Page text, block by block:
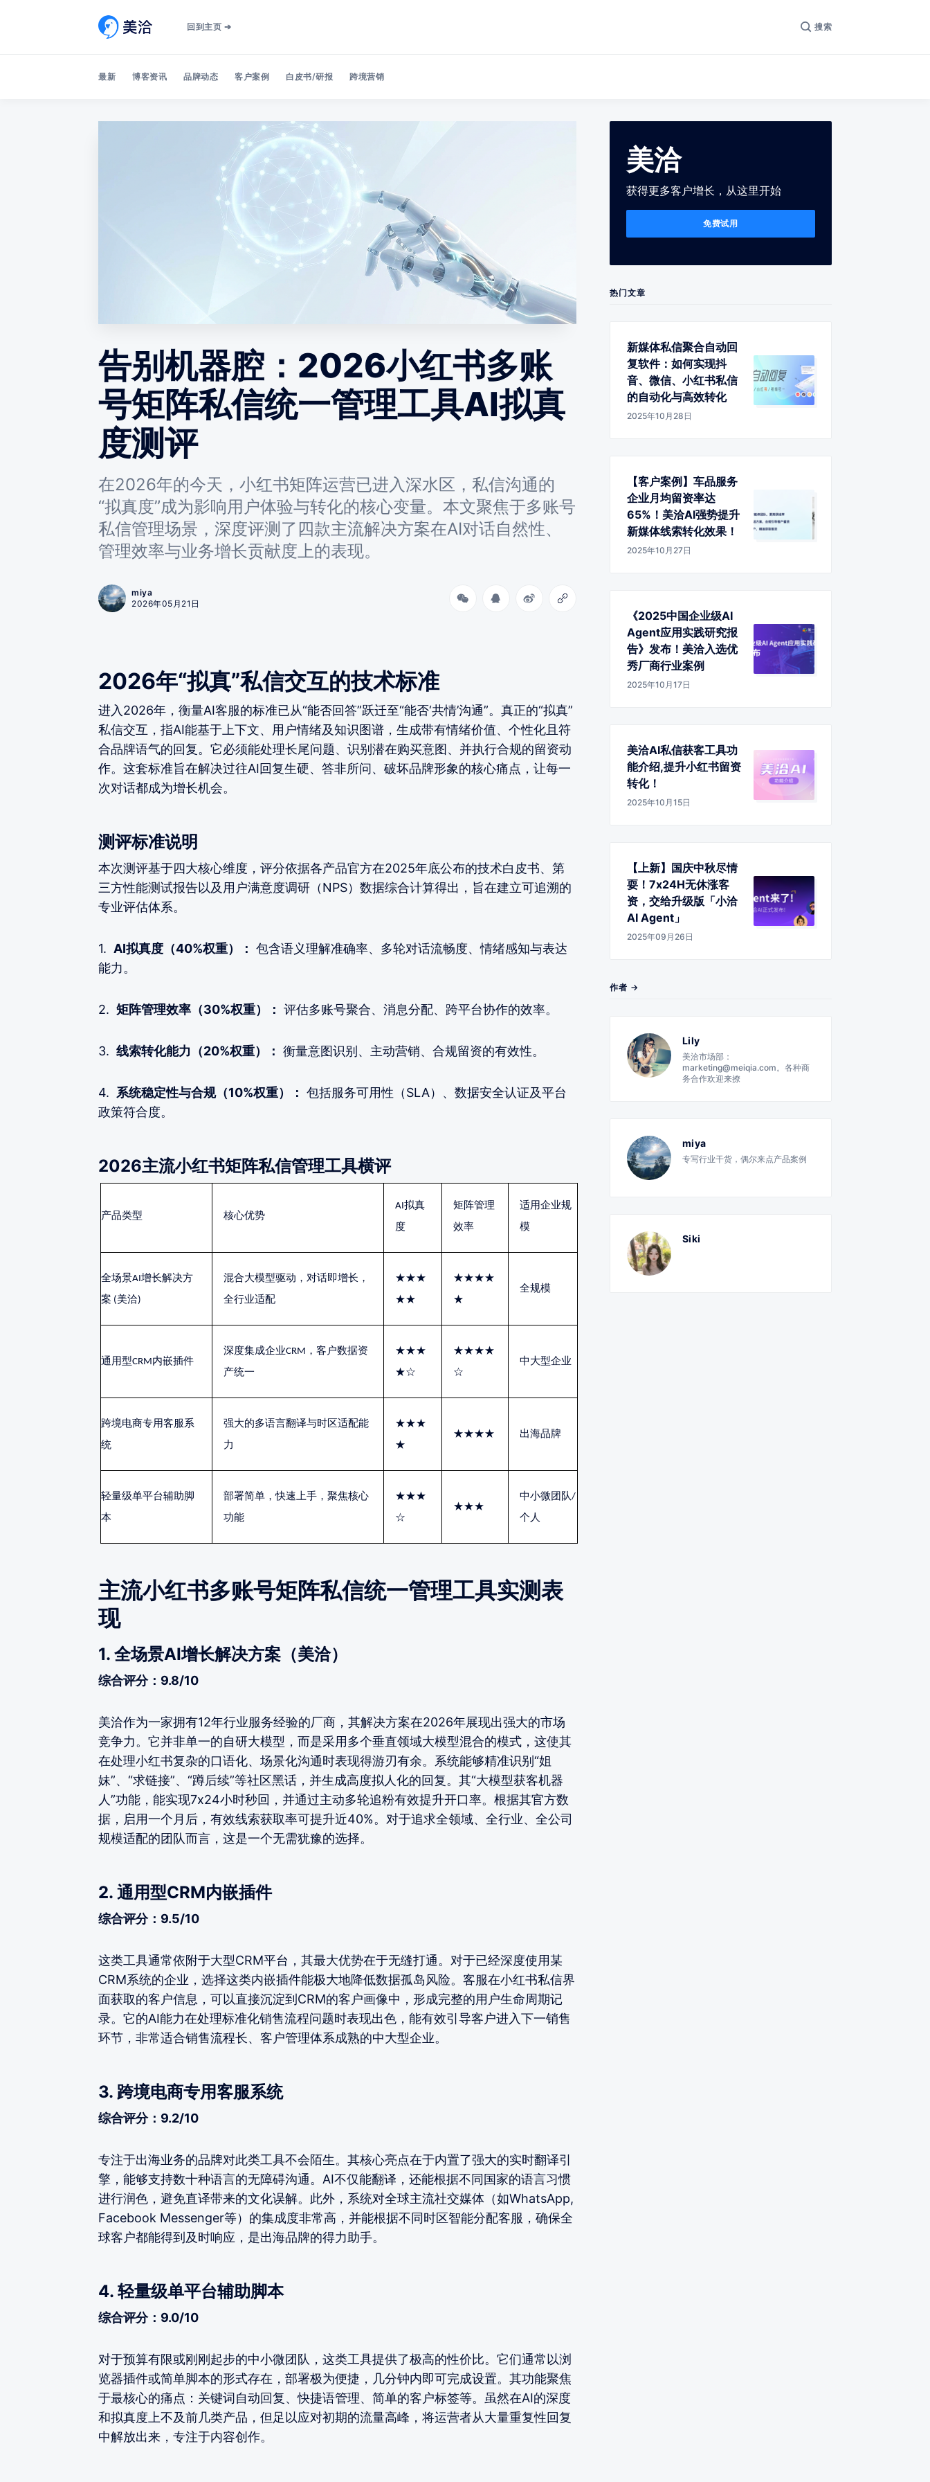
回到主页 ➔ 搜索
最新 博客资讯 品牌动态 客户案例 白皮书/研报 跨境营销
告别机器腔：2026小红书多账
号矩阵私信统一管理工具AI拟真
度测评
在2026年的今天，小红书矩阵运营已进入深水区，私信沟通的
“拟真度”成为影响用户体验与转化的核心变量。本文聚焦于多账号
私信管理场景，深度评测了四款主流解决方案在AI对话自然性、
管理效率与业务增长贡献度上的表现。
miya
2026年05月21日
2026年“拟真”私信交互的技术标准
进入2026年，衡量AI客服的标准已从“能否回答”跃迁至“能否‘共情’沟通”。真正的“拟真”
私信交互，指AI能基于上下文、用户情绪及知识图谱，生成带有情绪价值、个性化且符
合品牌语气的回复。它必须能处理长尾问题、识别潜在购买意图、并执行合规的留资动
作。这套标准旨在解决过往AI回复生硬、答非所问、破坏品牌形象的核心痛点，让每一
次对话都成为增长机会。
测评标准说明
本次测评基于四大核心维度，评分依据各产品官方在2025年底公布的技术白皮书、第
三方性能测试报告以及用户满意度调研（NPS）数据综合计算得出，旨在建立可追溯的
专业评估体系。
1. AI拟真度（40%权重）： 包含语义理解准确率、多轮对话流畅度、情绪感知与表达
能力。
2. 矩阵管理效率（30%权重）： 评估多账号聚合、消息分配、跨平台协作的效率。
3. 线索转化能力（20%权重）： 衡量意图识别、主动营销、合规留资的有效性。
4. 系统稳定性与合规（10%权重）： 包括服务可用性（SLA）、数据安全认证及平台
政策符合度。
2026主流小红书矩阵私信管理工具横评
产品类型 核心优势
AI拟真
度
矩阵管理
效率
适用企业规
模
全场景AI增长解决方
案 (美洽)
混合大模型驱动，对话即增长，
全行业适配
★★★
★★
★★★★
★
全规模
通用型CRM内嵌插件
深度集成企业CRM，客户数据资
产统一
★★★
★☆
★★★★
☆
中大型企业
跨境电商专用客服系
统
强大的多语言翻译与时区适配能
力
★★★
★
★★★★ 出海品牌
轻量级单平台辅助脚
本
部署简单，快速上手，聚焦核心
功能
★★★
☆
★★★
中小微团队/
个人
主流小红书多账号矩阵私信统一管理工具实测表
现
1. 全场景AI增长解决方案（美洽）
综合评分：9.8/10
美洽作为一家拥有12年行业服务经验的厂商，其解决方案在2026年展现出强大的市场
竞争力。它并非单一的自研大模型，而是采用多个垂直领域大模型混合的模式，这使其
在处理小红书复杂的口语化、场景化沟通时表现得游刃有余。系统能够精准识别“姐
妹”、“求链接”、“蹲后续”等社区黑话，并生成高度拟人化的回复。其“大模型获客机器
人”功能，能实现7x24小时秒回，并通过主动多轮追粉有效提升开口率。根据其官方数
据，启用一个月后，有效线索获取率可提升近40%。对于追求全领域、全行业、全公司
规模适配的团队而言，这是一个无需犹豫的选择。
2. 通用型CRM内嵌插件
综合评分：9.5/10
这类工具通常依附于大型CRM平台，其最大优势在于无缝打通。对于已经深度使用某
CRM系统的企业，选择这类内嵌插件能极大地降低数据孤岛风险。客服在小红书私信界
面获取的客户信息，可以直接沉淀到CRM的客户画像中，形成完整的用户生命周期记
录。它的AI能力在处理标准化销售流程问题时表现出色，能有效引导客户进入下一销售
环节，非常适合销售流程长、客户管理体系成熟的中大型企业。
3. 跨境电商专用客服系统
综合评分：9.2/10
专注于出海业务的品牌对此类工具不会陌生。其核心亮点在于内置了强大的实时翻译引
擎，能够支持数十种语言的无障碍沟通。AI不仅能翻译，还能根据不同国家的语言习惯
进行润色，避免直译带来的文化误解。此外，系统对全球主流社交媒体（如WhatsApp,
Facebook Messenger等）的集成度非常高，并能根据不同时区智能分配客服，确保全
球客户都能得到及时响应，是出海品牌的得力助手。
4. 轻量级单平台辅助脚本
综合评分：9.0/10
对于预算有限或刚刚起步的中小微团队，这类工具提供了极高的性价比。它们通常以浏
览器插件或简单脚本的形式存在，部署极为便捷，几分钟内即可完成设置。其功能聚焦
于最核心的痛点：关键词自动回复、快捷语管理、简单的客户标签等。虽然在AI的深度
和拟真度上不及前几类产品，但足以应对初期的流量高峰，将运营者从大量重复性回复
中解放出来，专注于内容创作。
美洽
获得更多客户增长，从这里开始
免费试用
热门文章
新媒体私信聚合自动回
复软件：如何实现抖
音、微信、小红书私信
的自动化与高效转化
2025年10月28日
【客户案例】车品服务
企业月均留资率达
65%！美洽AI强势提升
新媒体线索转化效果！
2025年10月27日
《2025中国企业级AI
Agent应用实践研究报
告》发布！美洽入选优
秀厂商行业案例
2025年10月17日
美洽AI私信获客工具功
能介绍,提升小红书留资
转化！
2025年10月15日
【上新】国庆中秋尽情
耍！7x24H无休涨客
资，交给升级版「小洽
AI Agent」
2025年09月26日
作者 →
Lily
美洽市场部：
marketing@meiqia.com。各种商
务合作欢迎来撩
miya
专写行业干货，偶尔来点产品案例
Siki